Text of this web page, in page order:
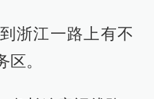
浙江一路上有不
。